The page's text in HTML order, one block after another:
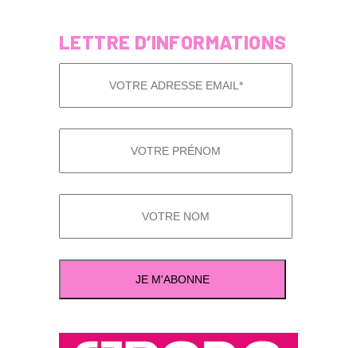
LETTRE D’INFORMATIONS